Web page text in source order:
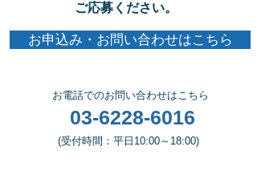
ご応募ください。
お申込み・お問い合わせはこちら
​お電話でのお問い合わせはこちら
03-6228-6016
​(受付時間：平日10:00～18:00)